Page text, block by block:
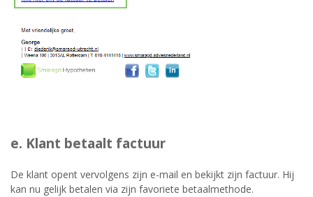
e. Klant betaalt factuur
De klant opent vervolgens zijn e-mail en bekijkt zijn factuur. Hij
kan nu gelijk betalen via zijn favoriete betaalmethode.